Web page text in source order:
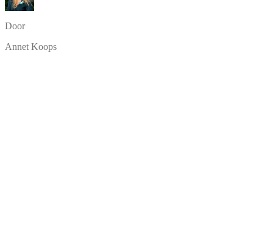
Door
Annet Koops